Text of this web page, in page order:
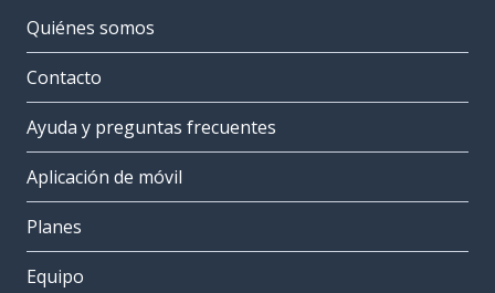
Quiénes somos
Contacto
Ayuda y preguntas frecuentes
Aplicación de móvil
Planes
Equipo